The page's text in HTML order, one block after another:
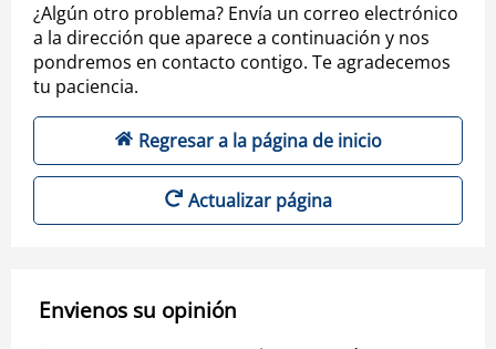
¿Algún otro problema? Envía un correo electrónico
a la dirección que aparece a continuación y nos
pondremos en contacto contigo. Te agradecemos
tu paciencia.
Regresar a la página de inicio
Actualizar página
Envienos su opinión